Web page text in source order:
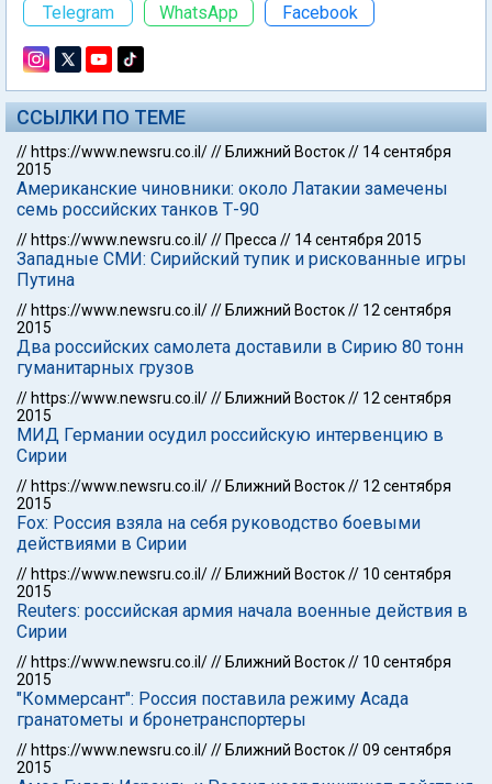
Telegram
WhatsApp Facebook
ССЫЛКИ ПО ТЕМЕ
// https://www.newsru.co.il/// Ближний Восток// 14 сентября
2015
Американские чиновники: около Латакии замечены
семь российских танков Т-90
// https://www.newsru.co.il/// Пресса // 14 сентября 2015
Западные СМИ: Сирийский тупик и рискованные игры
Путина
// https://www.newsru.co.il/// Ближний Восток// 12 сентября
2015
Два российских самолета доставили в Сирию 80 тонн
гуманитарных грузов
// https://www.newsru.co.il/// Ближний Восток// 12 сентября
2015
МИД Германии осудил российскую интервенцию в
Сирии
// https://www.newsru.co.il/// Ближний Восток// 12 сентября
2015
Fox: Россия взяла на себя руководство боевыми
действиями в Сирии
// https://www.newsru.co.il/// Ближний Восток// 10 сентября
2015
Reuters: российская армия начала военные действия в
Сирии
// https://www.newsru.co.il/// Ближний Восток// 10 сентября
2015
"Коммерсант": Россия поставила режиму Асада
гранатометы и бронетранспортеры
// https://www.newsru.co.il/// Ближний Восток//09 сентября
2015